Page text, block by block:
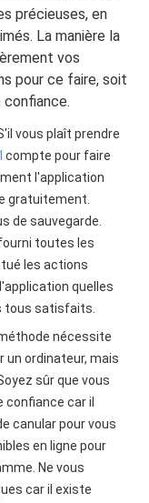
précieuses, en
La manière la
vos
pour ce faire, soit
confiance.
vous plaît prendre
compte pour faire
l'application
gratuitement.
de sauvegarde.
toutes les
les actions
quelles
tous satisfaits.
nécessite
un ordinateur, mais
sûr que vous
car il
canular pour vous
en ligne pour
Ne vous
car il existe